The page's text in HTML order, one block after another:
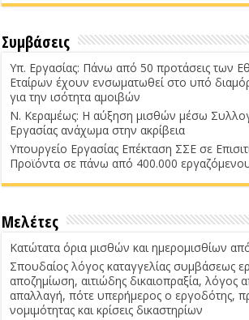
Συμβάσεις
Υπ. Εργασίας: Πάνω από 50 προτάσεις των
Εταίρων έχουν ενσωματωθεί στο υπό
για την ισότητα αμοιβών
Ν. Κεραμέως: Η αύξηση μισθών μέσω
Εργασίας ανάχωμα στην ακρίβεια
Υπουργείο Εργασίας Επέκταση ΣΣΕ σε
Προϊόντα σε πάνω από 400.000
Μελέτες
Κατώτατα όρια μισθών και ημερομισθίων
Σπουδαίος λόγος καταγγελίας συμβάσεως
αποζημίωση, αιτιώδης δικαιοπραξία, λόγος
απαλλαγή, πότε υπερήμερος ο εργοδότης,
νομιμότητας και κρίσεις δικαστηρίων